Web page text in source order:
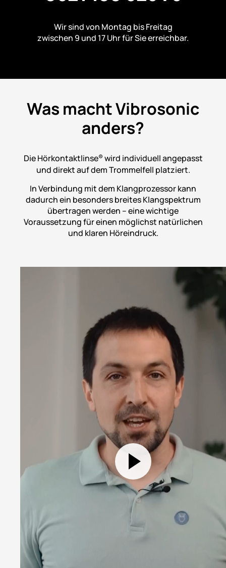
Wir sind von Montag bis Freitag
zwischen 9 und 17 Uhr für Sie erreichbar.
Was macht Vibrosonic
anders?
Die Hörkontaktlinse®wird individuell angepasst
und direkt auf dem Trommelfell platziert.
In Verbindung mit dem Klangprozessor kann
dadurch ein besonders breites Klangspektrum
übertragen werden – eine wichtige
Voraussetzung für einen möglichst natürlichen
und klaren Höreindruck.